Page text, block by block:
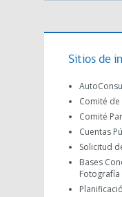
Sitios de
Comité de
Comité
Cuentas
Solicitud
Bases
Fotografía